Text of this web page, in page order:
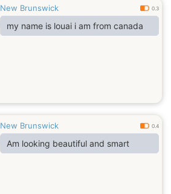
New Brunswick 0.3
my name is louai i am from canada
New Brunswick 0.4
Am looking beautiful and smart